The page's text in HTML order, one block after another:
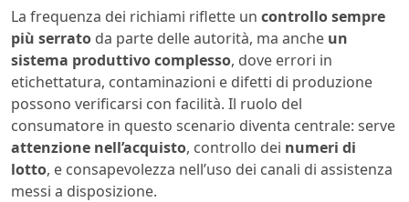
La frequenza dei richiami riflette un controllo sempre
più serrato da parte delle autorità, ma anche un
sistema produttivo complesso, dove errori in
etichettatura, contaminazioni e difetti di produzione
possono verificarsi con facilità. Il ruolo del
consumatore in questo scenario diventa centrale: serve
attenzione nell’acquisto, controllo dei numeri di
lotto, e consapevolezza nell’uso dei canali di assistenza
messi a disposizione.